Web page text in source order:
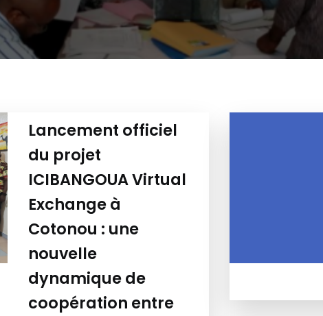
Lancement officiel
du projet
ICIBANGOUA Virtual
Exchange à
Cotonou : une
nouvelle
dynamique de
coopération entre